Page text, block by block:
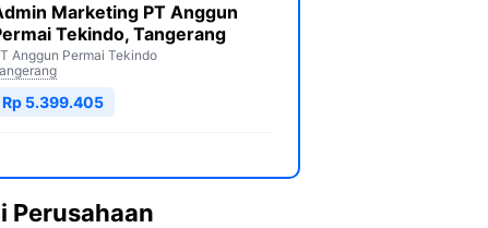
Marketing PT Anggun
Tekindo, Tangerang
Anggun Permai Tekindo
Rp 5.399.405
Perusahaan